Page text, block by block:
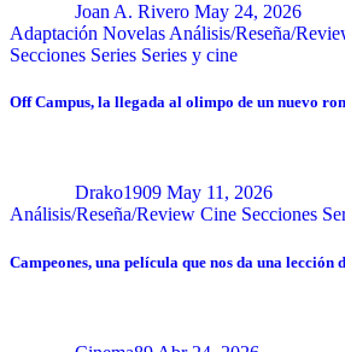
Joan A. Rivero May 24, 2026
Adaptación Novelas Análisis/Reseña/
Secciones Series Series y cine
Off Campus, la llegada al olimpo de un nuevo
Drako1909 May 11, 2026
Análisis/Reseña/Review Cine Secciones
Campeones, una película que nos da una lección